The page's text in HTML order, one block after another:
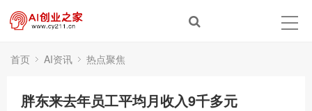
首页 AI资讯 热点聚焦
胖东来去年员工平均月收入9千多元